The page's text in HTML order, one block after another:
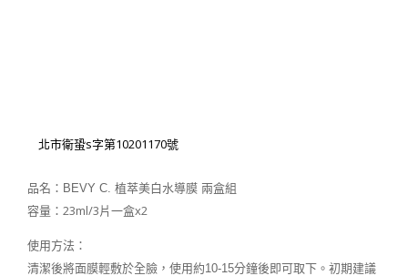
北市衛蛩s字第10201170號
品名：BEVY C. 植萃美白水導膜 兩盒組
容量：23ml/3片一盒x2
使用方法：
清潔後將面膜輕敷於全臉，使用約10-15分鐘後即可取下。初期建議